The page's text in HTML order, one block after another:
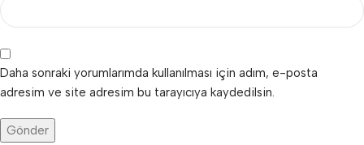
Daha sonraki yorumlarımda kullanılması için adım, e-posta
adresim ve site adresim bu tarayıcıya kaydedilsin.